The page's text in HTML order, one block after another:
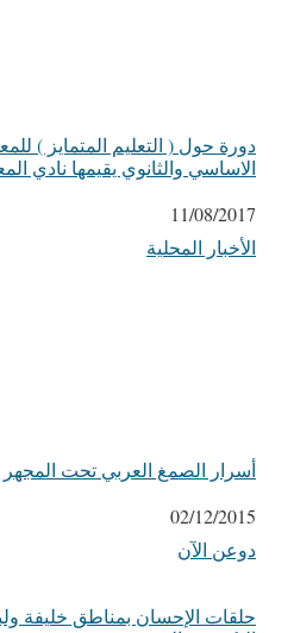
دورة حول ( التعليم المتمايز )
الاساسي والثانوي يقيمها نادي
التاريخ
11/08/2017
في ما يتعلق بما يأتي
الأخبار المحلية
أسرار الصمغ العربي تحت المجهر
التاريخ
02/12/2015
في ما يتعلق بما يأتي
دوعن الآن
حلقات الإحسان بمناطق خليفة